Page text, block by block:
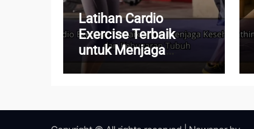
Latihan Cardio
Exercise Terbaik
untuk Menjaga
Kesehatan Jantung